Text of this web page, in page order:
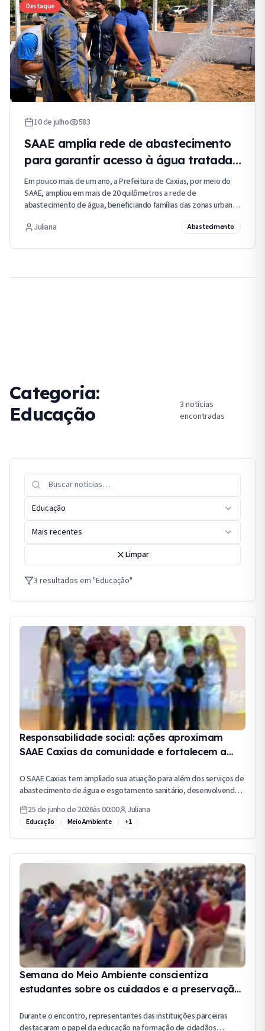
Destaque
10 de julho 583
SAAE amplia rede de abastecimento
para garantir acesso à água tratada
em Caxias
Em pouco mais de um ano, a Prefeitura de Caxias, por meio do
SAAE, ampliou em mais de 20 quilômetros a rede de
abastecimento de água, beneficiando famílias das zonas urbana
Juliana
Abastecimento
Categoria:
Educação
3 notícias
encontradas
Educação
Mais recentes
Limpar
3 resultados em "Educação"
Responsabilidade social: ações aproximam
SAAE Caxias da comunidade e fortalecem a
O SAAE Caxias tem ampliado sua atuação para além dos serviços de
abastecimento de água e esgotamento sanitário, desenvolvendo
conscientização junto à população.
25 de junho de 2026às00:00 Juliana
Educação Meio Ambiente +1
Semana do Meio Ambiente conscientiza
estudantes sobre os cuidados e a preservação
Durante o encontro, representantes das instituições parceiras
destacaram o papel da educação na formação de cidadãos